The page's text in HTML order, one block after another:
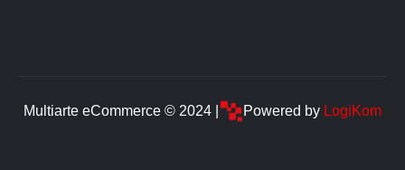
Multiarte eCommerce © 2024 | Powered by LogiKom